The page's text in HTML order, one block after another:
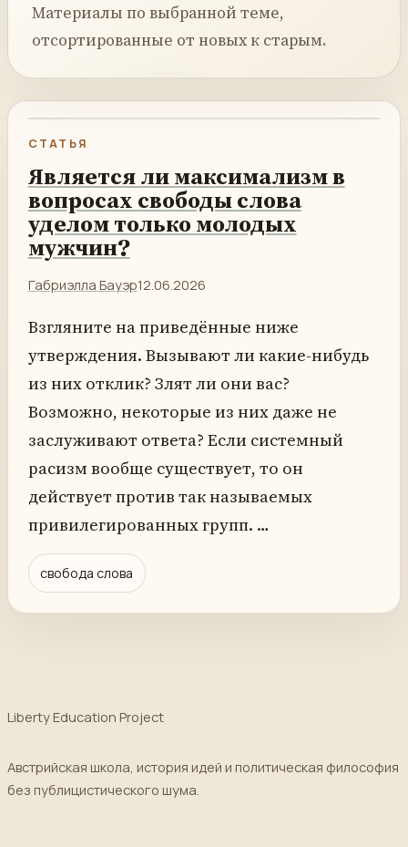
Материалы по выбранной теме,
отсортированные от новых к старым.
СТАТЬЯ
Является ли максимализм в
вопросах свободы слова
уделом только молодых
мужчин?
Габриэлла Бауэр12.06.2026
Взгляните на приведённые ниже
утверждения. Вызывают ли какие-нибудь
из них отклик? Злят ли они вас?
Возможно, некоторые из них даже не
заслуживают ответа? Если системный
расизм вообще существует, то он
действует против так называемых
привилегированных групп. …
свобода слова
Liberty Education Project
Австрийская школа, история идей и политическая философия
без публицистического шума.